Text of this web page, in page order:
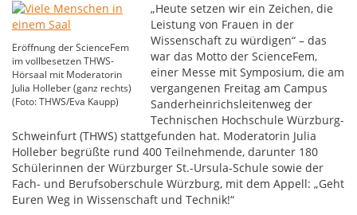
Eröffnung der ScienceFem
im vollbesetzen THWS-
Hörsaal mit Moderatorin
Julia Holleber (ganz rechts)
(Foto: THWS/Eva Kaupp)
„Heute setzen wir ein Zeichen, die
Leistung von Frauen in der
Wissenschaft zu würdigen“ – das
war das Motto der ScienceFem,
einer Messe mit Symposium, die am
vergangenen Freitag am Campus
Sanderheinrichsleitenweg der
Technischen Hochschule Würzburg-
Schweinfurt (THWS) stattgefunden hat. Moderatorin Julia
Holleber begrüßte rund 400 Teilnehmende, darunter 180
Schülerinnen der Würzburger St.-Ursula-Schule sowie der
Fach- und Berufsoberschule Würzburg, mit dem Appell: „Geht
Euren Weg in Wissenschaft und Technik!“